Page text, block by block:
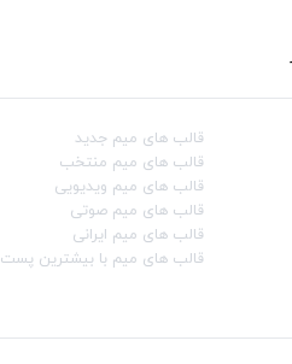
قالب‌ های میم جدید
قالب‌ های میم منتخب
قالب‌ های میم ویدیویی
قالب‌ های میم صوتی
قالب‌ های میم ایرانی
قالب‌ های میم با بیشترین پست